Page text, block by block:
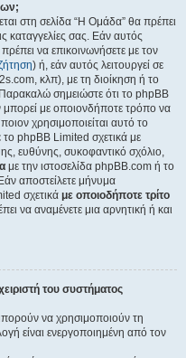
στη σελίδα “Η Ομάδα” θα πρέπει
καταγγελίες σας. Εάν αυτός
να επικοινωνήσετε με τον
) ή, εάν αυτός λειτουργεί σε
κλπ), με τη διοίκηση ή το
σημειώστε ότι το phpBB
μπορεί με οποιονδήποτε τρόπο να
χρησιμοποιείται αυτό το
phpBB Limited σχετικά με
ευθύνης, συκοφαντικό σχόλιο,
με την ιστοσελίδα phpBB.com ή το
αποστείλετε μήνυμα
σχετικά με οποιοδήποτε τρίτο
να αναμένετε μια αρνητική ή και
του συστήματος
να χρησιμοποιούν τη
είναι ενεργοποιημένη από τον